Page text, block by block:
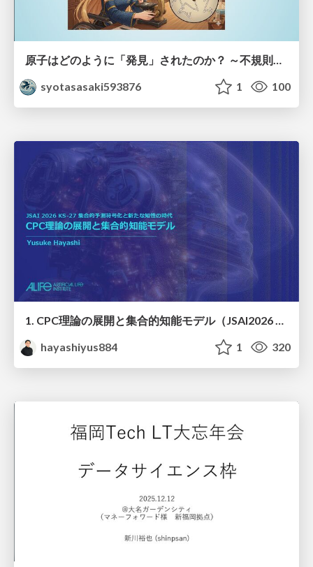
原子はどのように「発見」されたのか？ ～不規則なブラウン運動が示した原子の実在性～
syotasasaki593876
1 100
hayashiyus884
1 320